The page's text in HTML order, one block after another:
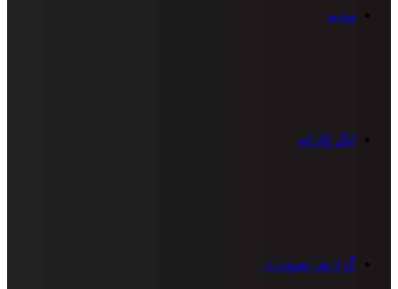
ویدیو
لیگ کاراته
گزارش تصویری